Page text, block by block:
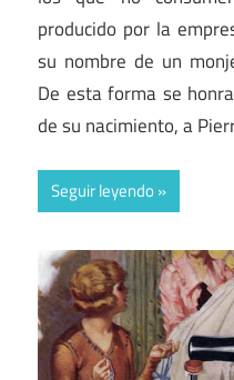
producido por la
su nombre de un
De esta forma se
de su nacimiento, a
Seguir leyendo